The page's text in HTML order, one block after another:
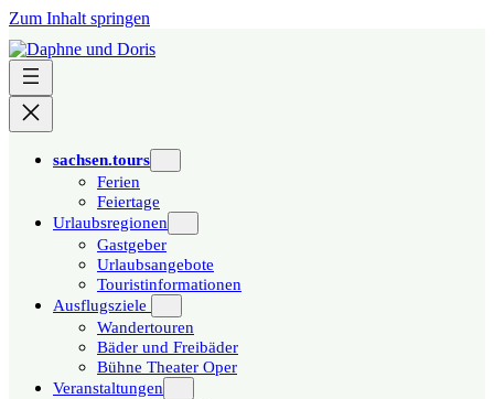
Zum Inhalt springen
sachsen.tours
Ferien
Feiertage
Urlaubsregionen
Gastgeber
Urlaubsangebote
Touristinformationen
Ausflugsziele
Wandertouren
Bäder und Freibäder
Bühne Theater Oper
Veranstaltungen